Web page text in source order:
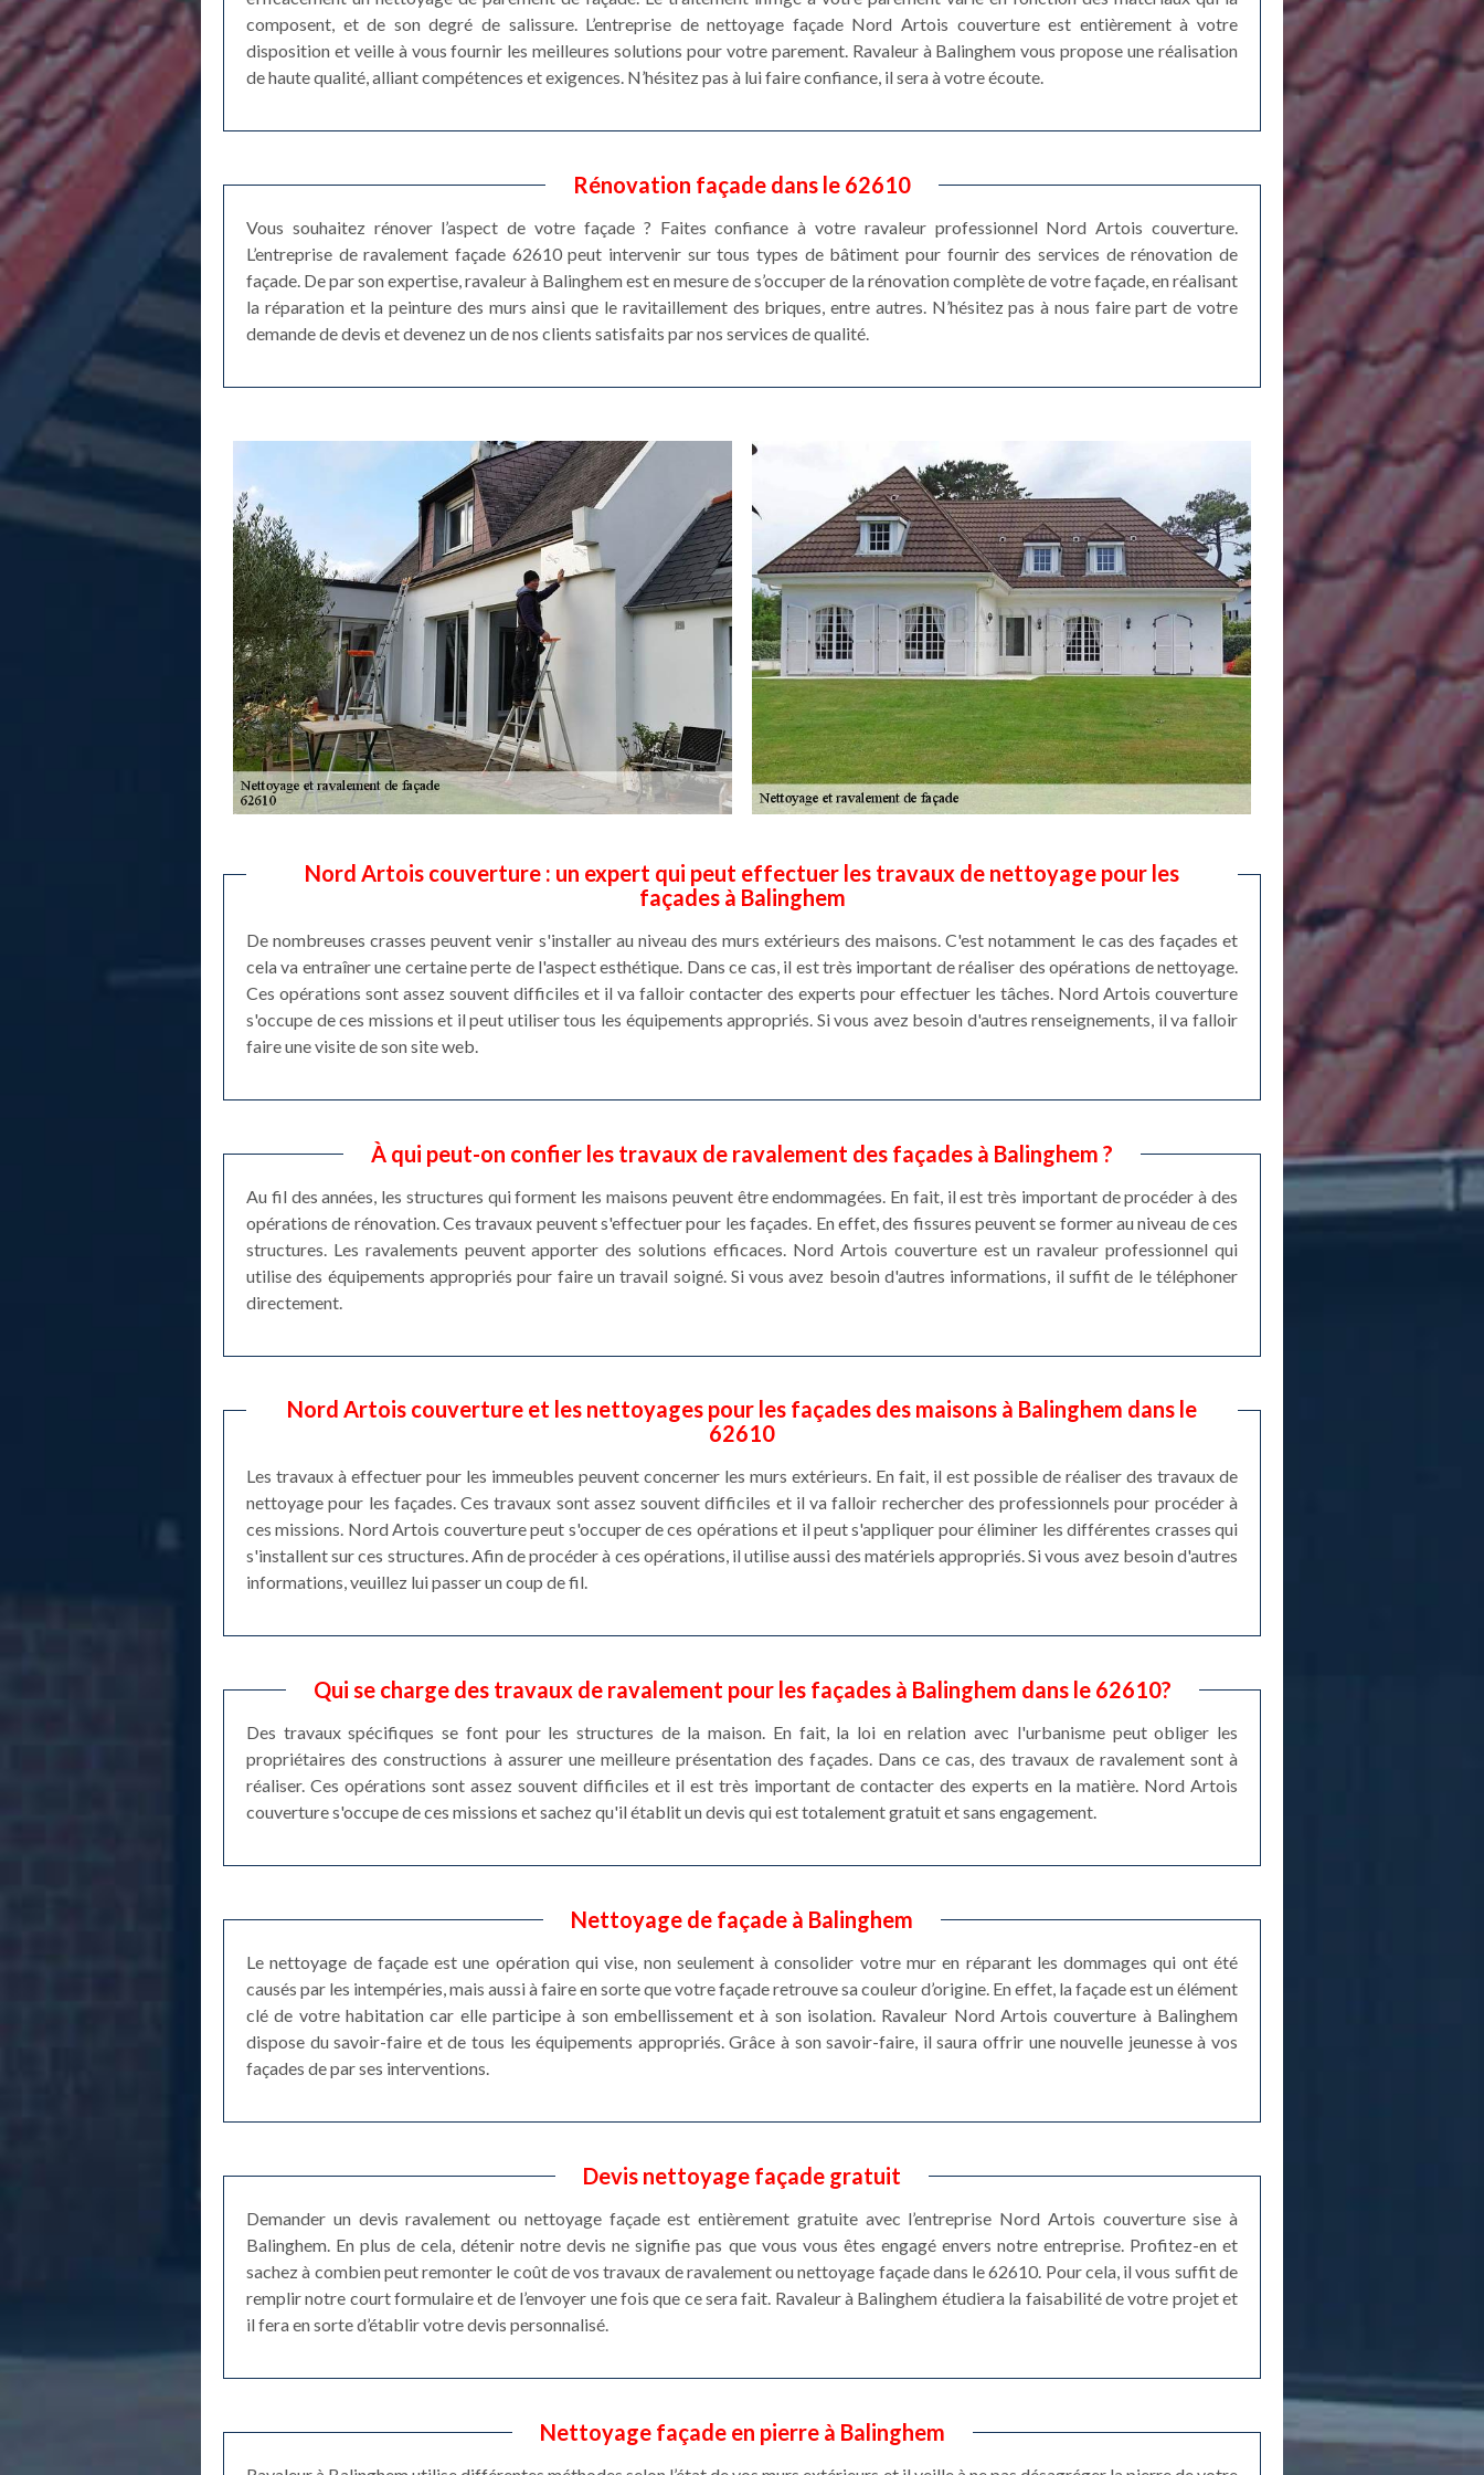
composent, et de son degré de salissure. L’entreprise de nettoyage façade Nord Artois couverture est entièrement à votre
disposition et veille à vous fournir les meilleures solutions pour votre parement. Ravaleur à Balinghem vous propose une réalisation
de haute qualité, alliant compétences et exigences. N’hésitez pas à lui faire confiance, il sera à votre écoute.
Rénovation façade dans le 62610
Vous souhaitez rénover l’aspect de votre façade ? Faites confiance à votre ravaleur professionnel Nord Artois couverture.
L’entreprise de ravalement façade 62610 peut intervenir sur tous types de bâtiment pour fournir des services de rénovation de
façade. De par son expertise, ravaleur à Balinghem est en mesure de s’occuper de la rénovation complète de votre façade, en réalisant
la réparation et la peinture des murs ainsi que le ravitaillement des briques, entre autres. N’hésitez pas à nous faire part de votre
demande de devis et devenez un de nos clients satisfaits par nos services de qualité.
Nord Artois couverture : un expert qui peut effectuer les travaux de nettoyage pour les
façades à Balinghem
De nombreuses crasses peuvent venir s'installer au niveau des murs extérieurs des maisons. C'est notamment le cas des façades et
cela va entraîner une certaine perte de l'aspect esthétique. Dans ce cas, il est très important de réaliser des opérations de nettoyage.
Ces opérations sont assez souvent difficiles et il va falloir contacter des experts pour effectuer les tâches. Nord Artois couverture
s'occupe de ces missions et il peut utiliser tous les équipements appropriés. Si vous avez besoin d'autres renseignements, il va falloir
faire une visite de son site web.
À qui peut-on confier les travaux de ravalement des façades à Balinghem ?
Au fil des années, les structures qui forment les maisons peuvent être endommagées. En fait, il est très important de procéder à des
opérations de rénovation. Ces travaux peuvent s'effectuer pour les façades. En effet, des fissures peuvent se former au niveau de ces
structures. Les ravalements peuvent apporter des solutions efficaces. Nord Artois couverture est un ravaleur professionnel qui
utilise des équipements appropriés pour faire un travail soigné. Si vous avez besoin d'autres informations, il suffit de le téléphoner
directement.
Nord Artois couverture et les nettoyages pour les façades des maisons à Balinghem dans le
62610
Les travaux à effectuer pour les immeubles peuvent concerner les murs extérieurs. En fait, il est possible de réaliser des travaux de
nettoyage pour les façades. Ces travaux sont assez souvent difficiles et il va falloir rechercher des professionnels pour procéder à
ces missions. Nord Artois couverture peut s'occuper de ces opérations et il peut s'appliquer pour éliminer les différentes crasses qui
s'installent sur ces structures. Afin de procéder à ces opérations, il utilise aussi des matériels appropriés. Si vous avez besoin d'autres
informations, veuillez lui passer un coup de fil.
Qui se charge des travaux de ravalement pour les façades à Balinghem dans le 62610?
Des travaux spécifiques se font pour les structures de la maison. En fait, la loi en relation avec l'urbanisme peut obliger les
propriétaires des constructions à assurer une meilleure présentation des façades. Dans ce cas, des travaux de ravalement sont à
réaliser. Ces opérations sont assez souvent difficiles et il est très important de contacter des experts en la matière. Nord Artois
couverture s'occupe de ces missions et sachez qu'il établit un devis qui est totalement gratuit et sans engagement.
Nettoyage de façade à Balinghem
Le nettoyage de façade est une opération qui vise, non seulement à consolider votre mur en réparant les dommages qui ont été
causés par les intempéries, mais aussi à faire en sorte que votre façade retrouve sa couleur d’origine. En effet, la façade est un élément
clé de votre habitation car elle participe à son embellissement et à son isolation. Ravaleur Nord Artois couverture à Balinghem
dispose du savoir-faire et de tous les équipements appropriés. Grâce à son savoir-faire, il saura offrir une nouvelle jeunesse à vos
façades de par ses interventions.
Devis nettoyage façade gratuit
Demander un devis ravalement ou nettoyage façade est entièrement gratuite avec l’entreprise Nord Artois couverture sise à
Balinghem. En plus de cela, détenir notre devis ne signifie pas que vous vous êtes engagé envers notre entreprise. Profitez-en et
sachez à combien peut remonter le coût de vos travaux de ravalement ou nettoyage façade dans le 62610. Pour cela, il vous suffit de
remplir notre court formulaire et de l’envoyer une fois que ce sera fait. Ravaleur à Balinghem étudiera la faisabilité de votre projet et
il fera en sorte d’établir votre devis personnalisé.
Nettoyage façade en pierre à Balinghem